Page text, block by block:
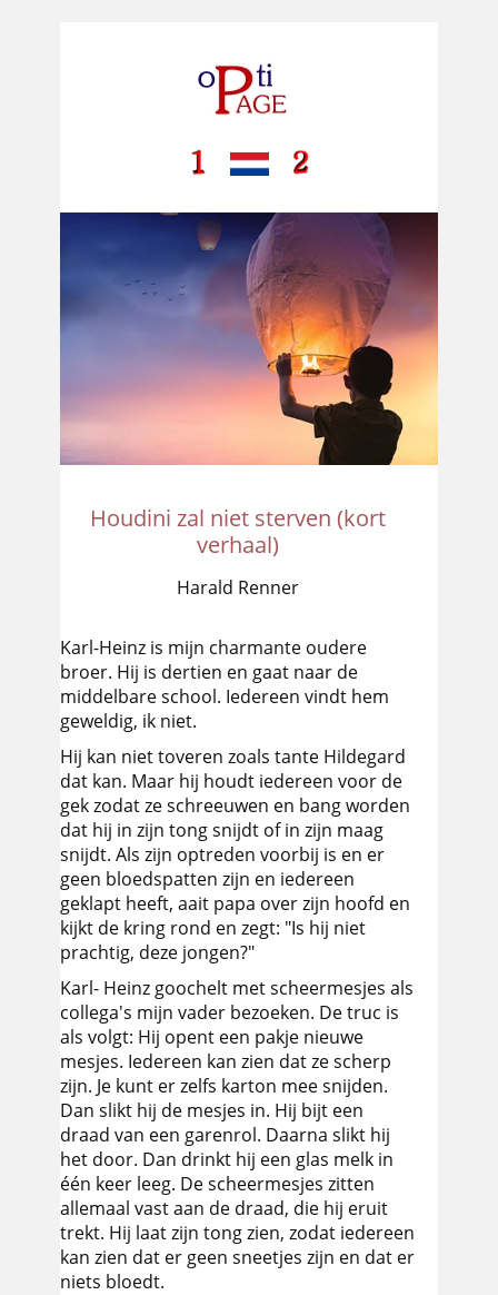
Houdini zal niet sterven (kort
verhaal)
Harald Renner
Karl-Heinz is mijn charmante oudere
broer. Hij is dertien en gaat naar de
middelbare school. Iedereen vindt hem
geweldig, ik niet.
Hij kan niet toveren zoals tante Hildegard
dat kan. Maar hij houdt iedereen voor de
gek zodat ze schreeuwen en bang worden
dat hij in zijn tong snijdt of in zijn maag
snijdt. Als zijn optreden voorbij is en er
geen bloedspatten zijn en iedereen
geklapt heeft, aait papa over zijn hoofd en
kijkt de kring rond en zegt: "Is hij niet
prachtig, deze jongen?"
Karl- Heinz goochelt met scheermesjes als
collega's mijn vader bezoeken. De truc is
als volgt: Hij opent een pakje nieuwe
mesjes. Iedereen kan zien dat ze scherp
zijn. Je kunt er zelfs karton mee snijden.
Dan slikt hij de mesjes in. Hij bijt een
draad van een garenrol. Daarna slikt hij
het door. Dan drinkt hij een glas melk in
één keer leeg. De scheermesjes zitten
allemaal vast aan de draad, die hij eruit
trekt. Hij laat zijn tong zien, zodat iedereen
kan zien dat er geen sneetjes zijn en dat er
niets bloedt.